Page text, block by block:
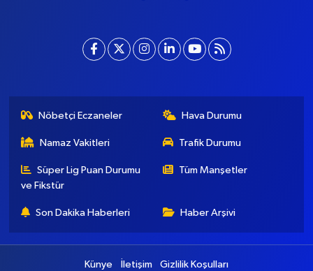
baskentgazete@gmail.com
Nöbetçi Eczaneler
Namaz Vakitleri Trafik Durumu